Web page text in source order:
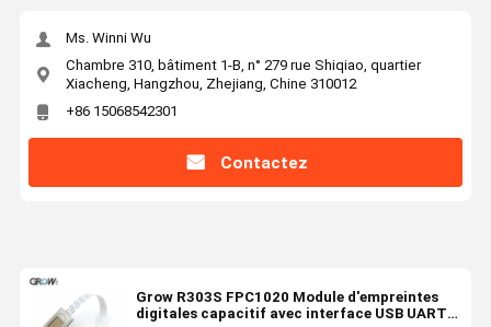
Ms. Winni Wu
Chambre 310, bâtiment 1-B, n° 279 rue Shiqiao, quartier
Xiacheng, Hangzhou, Zhejiang, Chine 310012
+86 15068542301
Contactez
Grow R303S FPC1020 Module d'empreintes
digitales capacitif avec interface USB UART